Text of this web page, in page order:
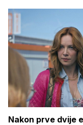
Nakon prve dvije